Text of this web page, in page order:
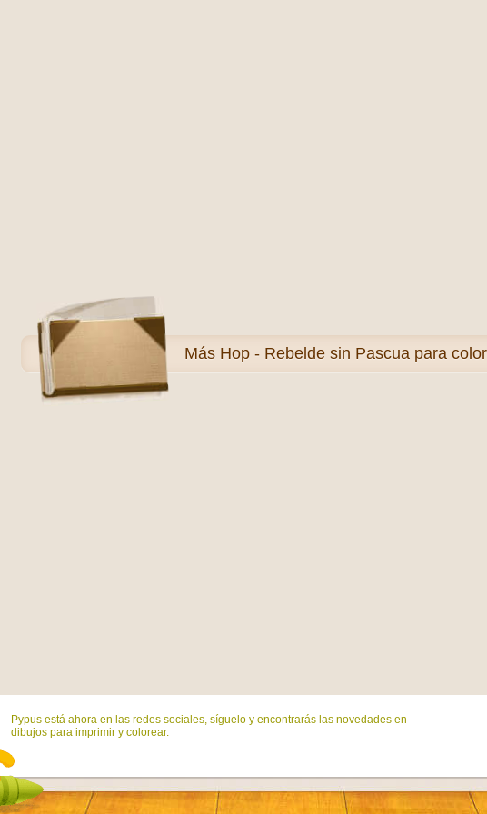
Más Hop - Rebelde sin Pascua para
Pypus está ahora en las redes sociales, síguelo y encontrarás las novedades en
dibujos para imprimir y colorear.